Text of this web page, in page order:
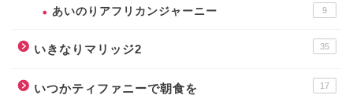
あいのりアフリカンジャーニー 9
いきなりマリッジ2 35
いつかティファニーで朝食を 17